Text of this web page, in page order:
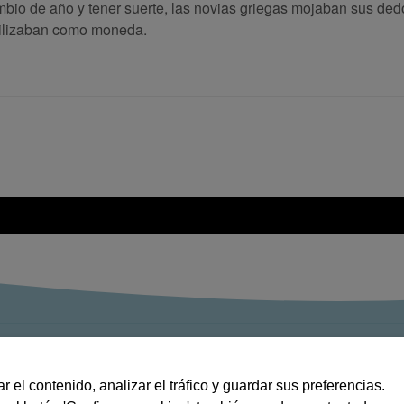
de año y tener suerte, las novias griegas mojaban sus
como moneda.
Prensa digital
el contenido, analizar el tráfico y guardar sus preferencias.